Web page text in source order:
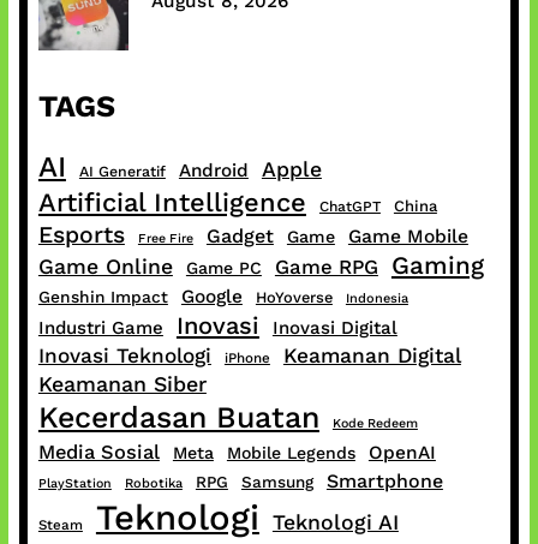
TAGS
AI AI Generatif Android Apple
Artificial Intelligence ChatGPT China
Esports Free Fire Gadget Game Game Mobile
Game Online Game PC Game RPG Gaming
Genshin Impact Google HoYoverse Indonesia
Industri Game Inovasi Inovasi Digital
Inovasi Teknologi iPhone Keamanan Digital
Keamanan Siber
Kecerdasan Buatan Kode Redeem
Media Sosial Meta Mobile Legends OpenAI
PlayStation Robotika RPG Samsung Smartphone
Steam Teknologi Teknologi AI